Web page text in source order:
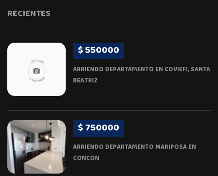
RECIENTES
$ 550000
ARRIENDO DEPARTAMENTO EN COVIEFI, SANTA
BEATRIZ
$ 750000
ARRIENDO DEPARTAMENTO MARIPOSA EN
CONCON